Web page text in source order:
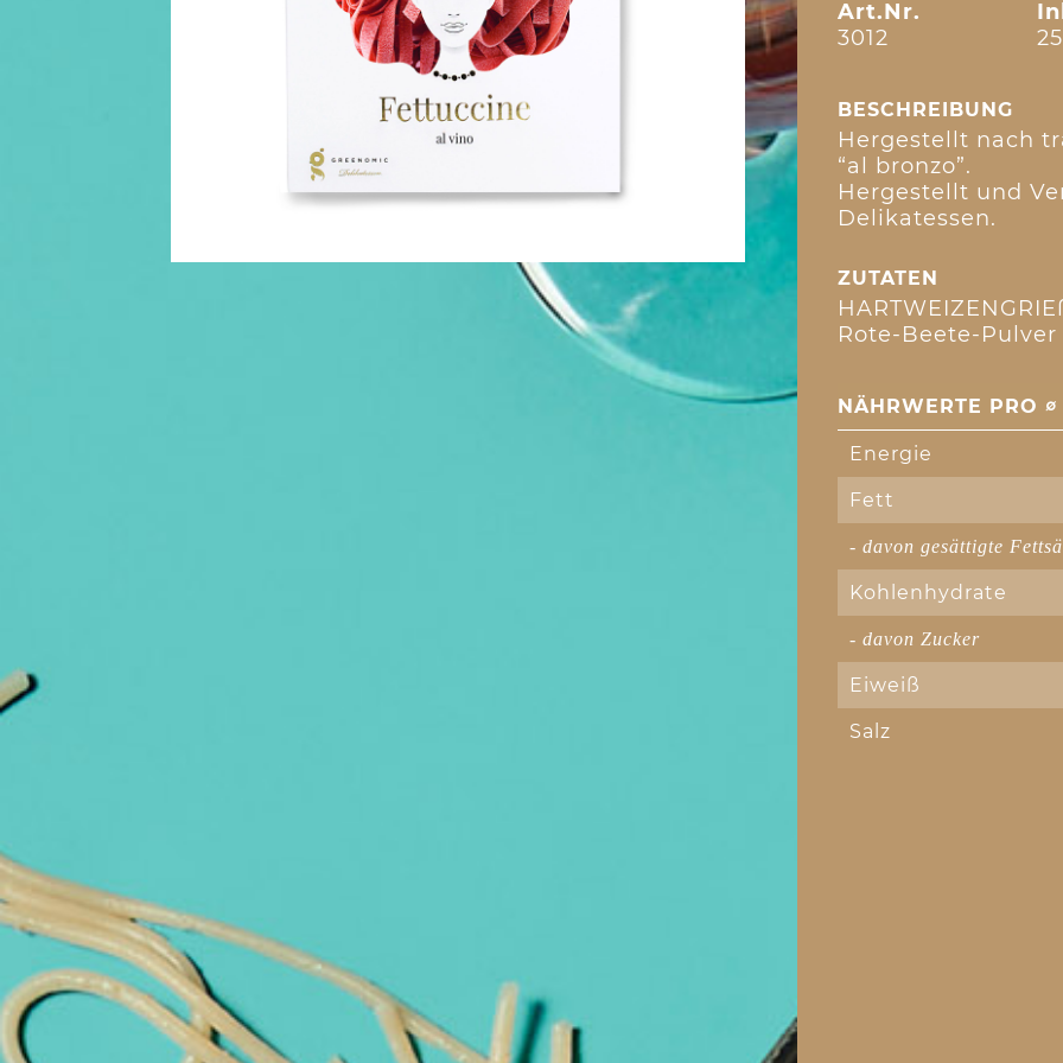
Art.Nr.
3012
BESCHREIBUNG
Hergestellt nach
“al bronzo”.
Hergestellt und
Delikatessen.
ZUTATEN
Rote-Beete-Pulver
NÄHRWERTE PRO ∅
Energie
Fett
- davon gesättigte
Kohlenhydrate
- davon Zucker
Eiweiß
Salz